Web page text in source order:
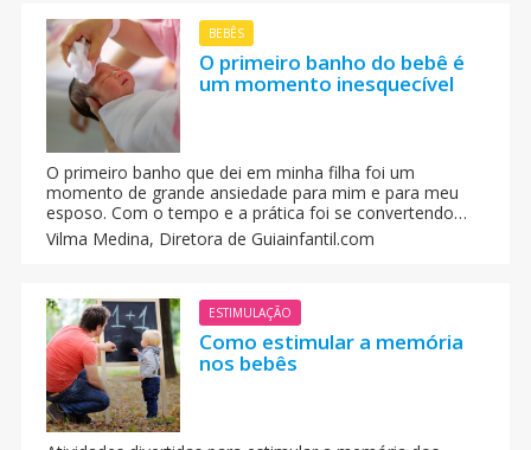
BEBÊS
O primeiro banho do bebê é
um momento inesquecível
O primeiro banho que dei em minha filha foi um
momento de grande ansiedade para mim e para meu
esposo. Com o tempo e a prática foi se convertendo
numa experiência natural, divertida, maravilhosa e cheia
de prazer para todos nós. Te ensinamos a dar banho no
Vilma Medina, Diretora de Guiainfantil.com
ESTIMULAÇÃO
Como estimular a memória
nos bebês